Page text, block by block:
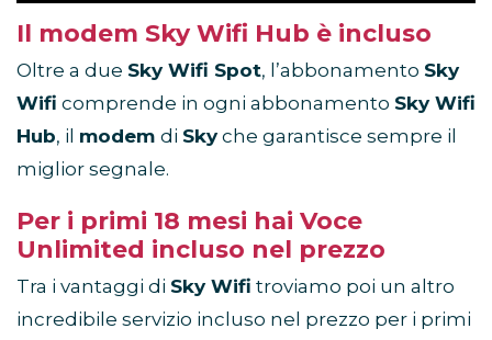
Il modem Sky Wifi Hub è incluso
Oltre a due Sky Wifi Spot, l’abbonamento Sky
Wifi comprende in ogni abbonamento Sky Wifi
Hub, il modem di Skyche garantisce sempre il
miglior segnale.
Per i primi 18 mesi hai Voce
Unlimited incluso nel prezzo
Tra i vantaggi di Sky Wifi troviamo poi un altro
incredibile servizio incluso nel prezzo per i primi